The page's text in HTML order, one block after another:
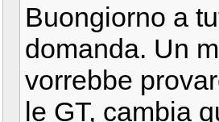
Buongiorno a
domanda. Un
vorrebbe
le GT, cambia